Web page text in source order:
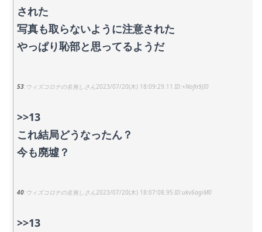
された
写真も取らないように注意された
やっぱり恥部と思ってるようだ
53 ウィズコロナの名無しさん2023/07/20(木) 18:09:29.11 +Nofn9JI0
>>13
これ結局どうなったん？
今も廃墟？
40 ウィズコロナの名無しさん2023/07/20(木) 18:07:08.95 ukv6agiM0
>>13